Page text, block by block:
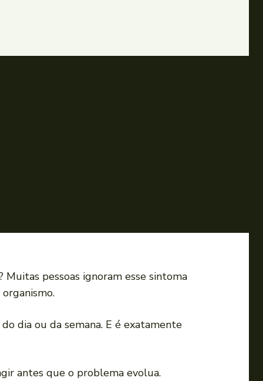
Muitas pessoas ignoram esse sintoma
organismo.
dia ou da semana. E é exatamente
antes que o problema evolua.